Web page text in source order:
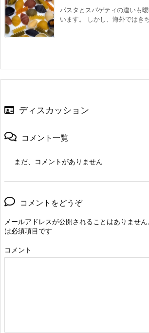
パスタとスパゲティの違いも
います。 しかし、海外ではき
ディスカッション
コメント一覧
まだ、コメントがありません
コメントをどうぞ
メールアドレスが公開されることはありません
は必須項目です
コメント